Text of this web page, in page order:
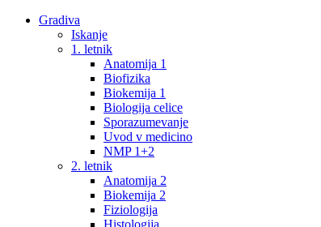
Gradiva
Iskanje
1. letnik
Anatomija 1
Biofizika
Biokemija 1
Biologija celice
Sporazumevanje
Uvod v medicino
NMP 1+2
2. letnik
Anatomija 2
Biokemija 2
Fiziologija
Histologija